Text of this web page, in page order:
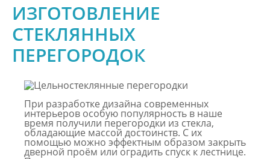
ИЗГОТОВЛЕНИЕ
СТЕКЛЯННЫХ
ПЕРЕГОРОДОК
При разработке дизайна современных
интерьеров особую популярность в наше
время получили перегородки из стекла,
обладающие массой достоинств. С их
помощью можно эффектным образом закрыть
дверной проём или оградить спуск к лестнице.